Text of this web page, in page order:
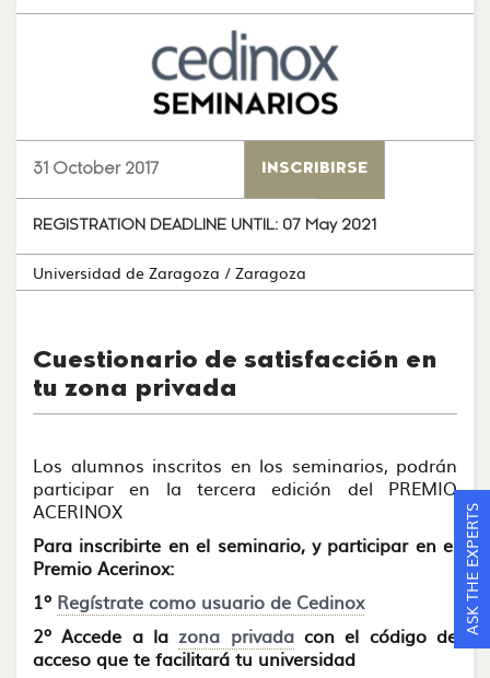
31 October 2017 INSCRIBIRSE
REGISTRATION DEADLINE UNTIL: 07 May 2021
Universidad de Zaragoza / Zaragoza
Cuestionario de satisfacción en
tu zona privada
Los alumnos inscritos en los seminarios, podrán
participar en la tercera edición del PREMIO
ACERINOX
Para inscribirte en el seminario, y participar en el
Premio Acerinox:
1º Regístrate como usuario de Cedinox
2º Accede a lazona privadacon el código de
acceso que te facilitará tu universidad
ASK THE EXPERTS